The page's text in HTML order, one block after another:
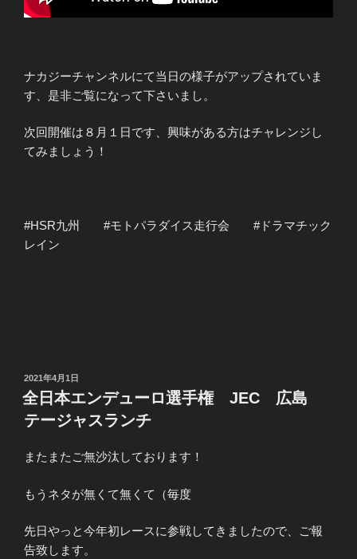
ナカジーチャンネルにて当日の様子がアップされていま
す、是非ご覧になって下さいまし。
次回開催は８月１日です、興味がある方はチャレンジし
てみましょう！
#HSR九州 #モトパラダイス走行会 #ドラマチック
レイン
投
稿
日:
2021年4月1日
全日本エンデューロ選手権 JEC 広島
テージャスランチ
またまたご無沙汰しております！
もうネタが無くて無くて（毎度
先日やっと今年初レースに参戦してきましたので、ご報
告致します。